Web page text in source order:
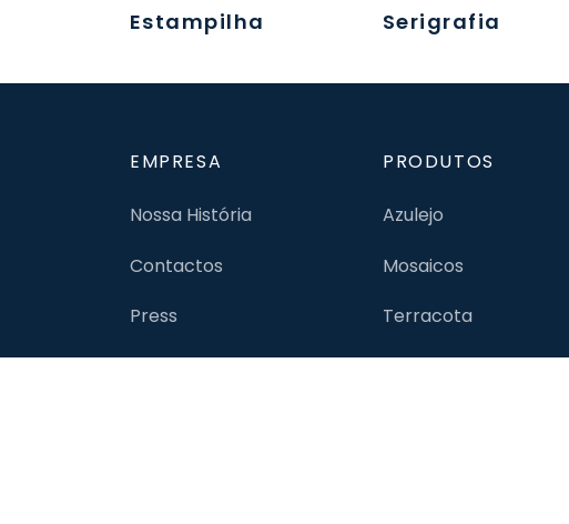
Estampilha Serigrafia
EMPRESA
Nossa História
Contactos
Press
PRODUTOS
Azulejo
Mosaicos
Terracota